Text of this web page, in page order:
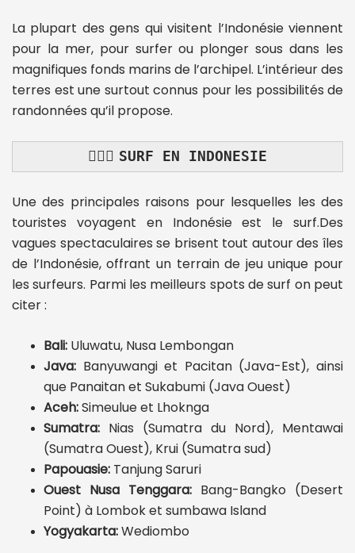
La plupart des gens qui visitent l’Indonésie viennent
pour la mer, pour surfer ou plonger sous dans les
magnifiques fonds marins de l’archipel. L’intérieur des
terres est une surtout connus pour les possibilités de
randonnées qu’il propose.
🏄🏻‍♀️ SURF EN INDONESIE
Une des principales raisons pour lesquelles les des
touristes voyagent en Indonésie est le surf.Des
vagues spectaculaires se brisent tout autour des îles
de l’Indonésie, offrant un terrain de jeu unique pour
les surfeurs. Parmi les meilleurs spots de surf on peut
citer :
Bali: Uluwatu, Nusa Lembongan
Java: Banyuwangi et Pacitan (Java-Est), ainsi
que Panaitan et Sukabumi (Java Ouest)
Aceh:Simeulue et Lhoknga
Sumatra: Nias (Sumatra du Nord), Mentawai
(Sumatra Ouest), Krui (Sumatra sud)
Papouasie: Tanjung Saruri
Ouest Nusa Tenggara: Bang-Bangko (Desert
Point) à Lombok et sumbawa Island
Yogyakarta:Wediombo